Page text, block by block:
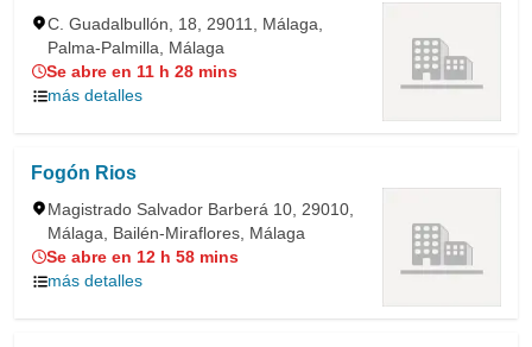
C. Guadalbullón, 18, 29011, Málaga,
Palma-Palmilla, Málaga
Se abre en 11 h 28 mins
más detalles
Fogón Rios
Magistrado Salvador Barberá 10, 29010,
Málaga, Bailén-Miraflores, Málaga
Se abre en 12 h 58 mins
más detalles